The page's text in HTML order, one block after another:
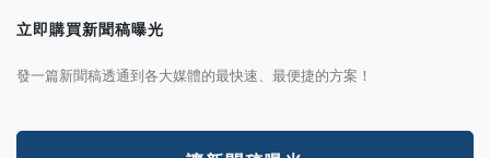
立即購買新聞稿曝光
發一篇新聞稿透通到各大媒體的最快速、最便捷的方案！